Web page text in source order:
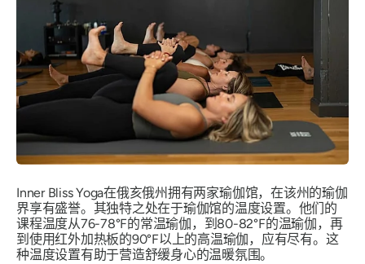
Inner Bliss Yoga在俄亥俄州拥有两家瑜伽馆，在该州的瑜伽
界享有盛誉。其独特之处在于瑜伽馆的温度设置。他们的
课程温度从76-78°F的常温瑜伽，到80-82°F的温瑜伽，再
到使用红外加热板的90°F以上的高温瑜伽，应有尽有。这
种温度设置有助于营造舒缓身心的温暖氛围。